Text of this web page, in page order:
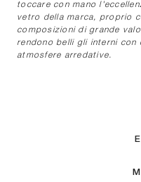
toccare con mano
vetro della marca, proprio
composizioni di grande
rendono belli gli interni
atmosfere arredative.